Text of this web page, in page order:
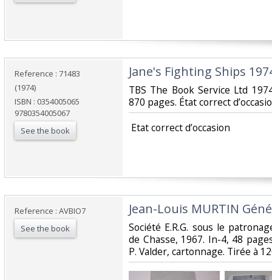
Reference : 71483
(1974)
ISBN : 0354005065
9780354005067
See the book
‎Jane's Fighting Ships
‎TBS The Book Service Ltd
870 pages. État correct
‎ Etat correct d’occasion ‎
Reference : AVBIO7
See the book
‎Jean-Louis MURTIN
‎Société E.R.G. sous le
de Chasse, 1967. In-4, 48
P. Valder, cartonnage. Tirée à